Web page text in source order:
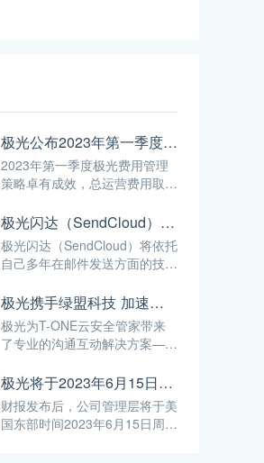
极光公布2023年第一季度财报
2023年第一季度极光费用管理
策略卓有成效，总运营费用取得
来新低！净亏损收窄至自2019
年第三季度以来的最低水平，经
调整的EBITDA同比改善9%！
极光闪达（SendCloud）牵手广联达 为其提供领先的邮件发送服务
极光闪达（SendCloud）将依托
自己多年在邮件发送方面的技术
服务。本次双方合作的达成，体
现了以广联达为代表的数字建筑
平台服务商对极光闪达服务能力
的高度认可。
极光携手绿盟科技 加速迈进智慧安全3.0时代
极光为T-ONE云安全管家带来
了专业的沟通互动解决方案——
ONE云安全管家更好更快达成
快速安全预警、高效防护的效
果，进一步助力绿盟科技T-
ONE CLOUD云化战略。
极光将于2023年6月15日公布2023年第一季度财报
财报发布后，公司管理层将于美
国东部时间2023年6月15日周四